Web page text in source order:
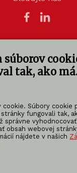
súborov
tak, ako má.
cookie. Súbory cookie
fungovali tak,
správne
obsah webovej
nájdete v našich
SLOVAKIA
Štúrova 140
01 Nitra -
info@koma-
+ 421 37 6518
do rodiny KOMA